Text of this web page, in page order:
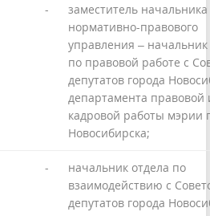
-
заместитель начальника
нормативно-правового
управления – начальник
по правовой работе с
депутатов города
департамента правовой
кадровой работы мэрии
Новосибирска;
-
начальник отдела по
взаимодействию с
депутатов города